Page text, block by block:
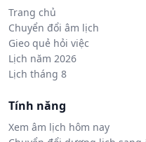
Trang chủ
Chuyển đổi âm lịch
Gieo quẻ hỏi việc
Lịch năm 2026
Lịch tháng 8
Tính năng
Xem âm lịch hôm nay